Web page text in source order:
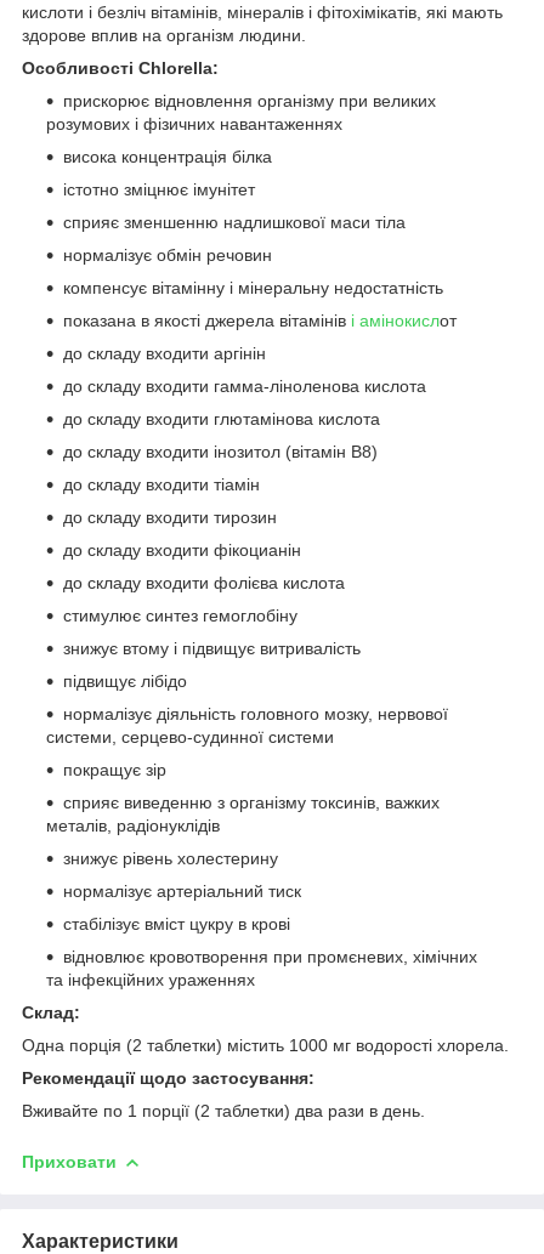
кислоти і безліч вітамінів, мінералів і фітохімікатів, які мають
здорове вплив на організм людини.
Особливості Chlorella:
прискорює відновлення організму при великих
розумових і фізичних навантаженнях
висока концентрація білка
істотно зміцнює імунітет
сприяє зменшенню надлишкової маси тіла
нормалізує обмін речовин
компенсує вітамінну і мінеральну недостатність
показана в якості джерела вітамінів і амінокислот
до складу входити аргінін
до складу входити гамма-ліноленова кислота
до складу входити глютамінова кислота
до складу входити інозитол (вітамін В8)
до складу входити тіамін
до складу входити тирозин
до складу входити фікоцианін
до складу входити фолієва кислота
стимулює синтез гемоглобіну
знижує втому і підвищує витривалість
підвищує лібідо
нормалізує діяльність головного мозку, нервової
системи, серцево-судинної системи
покращує зір
сприяє виведенню з організму токсинів, важких
металів, радіонуклідів
знижує рівень холестерину
нормалізує артеріальний тиск
стабілізує вміст цукру в крові
відновлює кровотворення при промєневих, хімічних
та інфекційних ураженнях
Склад:
Одна порція (2 таблетки) містить 1000 мг водорості хлорела.
Рекомендації щодо застосування:
Вживайте по 1 порції (2 таблетки) два рази в день.
Приховати
Характеристики